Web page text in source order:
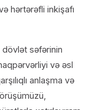
hərtərəfli inkişafı
səfərinin
və əsl
anlaşma və